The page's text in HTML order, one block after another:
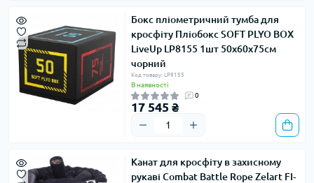
Бокс пліометричний тумба для
кросфіту Пліобокс SOFT PLYO BOX
LiveUp LP8155 1шт 50х60х75см
чорний
Код товару: LP8155
В наявності
0
17 545 ₴
Канат для кросфіту в захисному
рукаві Combat Battle Rope Zelart FI-